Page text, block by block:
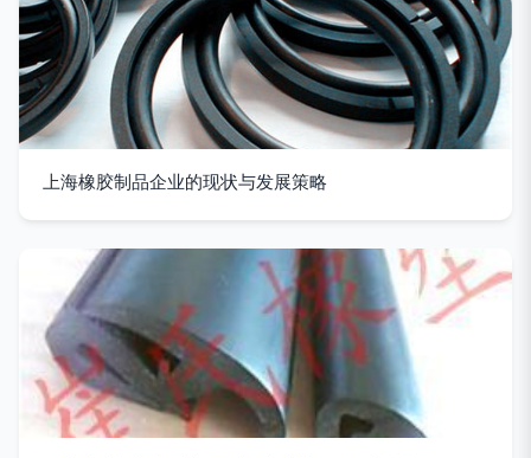
上海橡胶制品企业的现状与发展策略